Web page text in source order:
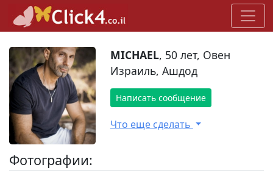
MICHAEL, 50 лет, Овен
Израиль, Ашдод
Написать сообщение
Что еще сделать
Фотографии: